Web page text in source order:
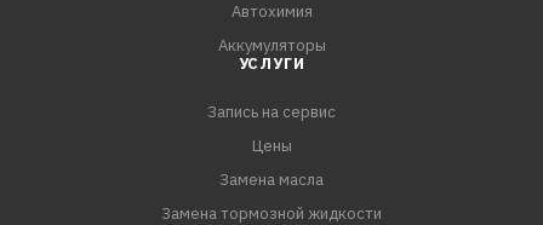
Автохимия
Аккумуляторы
УСЛУГИ
Запись на сервис
Цены
Замена масла
Замена тормозной жидкости